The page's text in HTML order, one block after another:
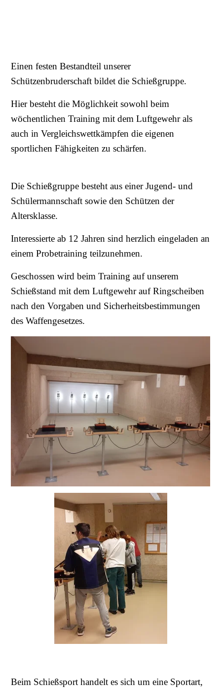
Einen festen Bestandteil unserer
Schützenbruderschaft bildet die Schießgruppe.
Hier besteht die Möglichkeit sowohl beim
wöchentlichen Training mit dem Luftgewehr als
auch in Vergleichswettkämpfen die eigenen
sportlichen Fähigkeiten zu schärfen.
Die Schießgruppe besteht aus einer Jugend- und
Schülermannschaft sowie den Schützen der
Altersklasse.
Interessierte ab 12 Jahren sind herzlich eingeladen an
einem Probetraining teilzunehmen.
Geschossen wird beim Training auf unserem
Schießstand mit dem Luftgewehr auf Ringscheiben
nach den Vorgaben und Sicherheitsbestimmungen
des Waffengesetzes.
Beim Schießsport handelt es sich um eine Sportart,